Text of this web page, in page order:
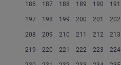
186 187 188 189 190 191
197 198 199 200 201 202
208 209 210 211 212 213
219 220 221 222 223 224